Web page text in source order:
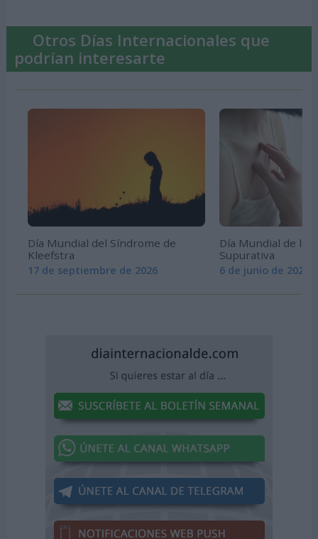
Otros Días Internacionales que
podrían interesarte
Día Mundial del Síndrome de
Kleefstra
17 de septiembre de 2026
Día Mundial de la
Supurativa
6 de junio de 2026